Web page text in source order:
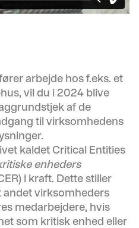
arbejde hos f.eks. et
vil du i 2024 blive
af de
til virksomhedens
kaldet Critical Entities
enheders
i kraft. Dette stiller
virksomheders
medarbejdere, hvis
som kritisk enhed eller